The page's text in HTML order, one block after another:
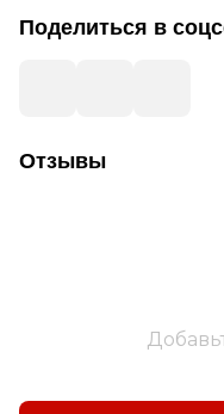
Поделиться в
Отзывы